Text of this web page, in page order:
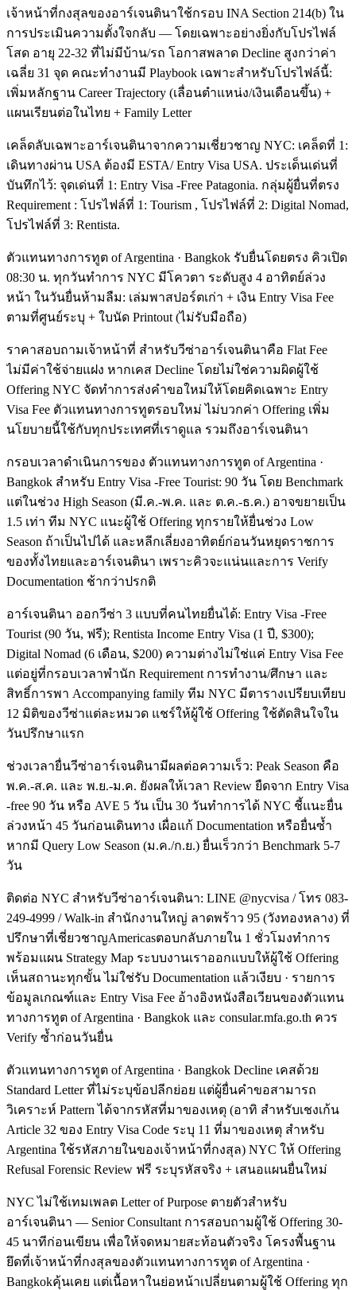
เจ้าหน้าที่กงสุลของอาร์เจนตินาใช้กรอบ INA Section 214(b) ใน
การประเมินความตั้งใจกลับ — โดยเฉพาะอย่างยิ่งกับโปรไฟล์
โสด อายุ 22-32 ที่ไม่มีบ้าน/รถ โอกาสพลาด Decline สูงกว่าค่า
เฉลี่ย 31 จุด คณะทำงานมี Playbook เฉพาะสำหรับโปรไฟล์นี้:
เพิ่มหลักฐาน Career Trajectory (เลื่อนตำแหน่ง/เงินเดือนขึ้น) +
แผนเรียนต่อในไทย + Family Letter
เคล็ดลับเฉพาะอาร์เจนตินาจากความเชี่ยวชาญ NYC: เคล็ดที่ 1:
เดินทางผ่าน USA ต้องมี ESTA/ Entry Visa USA. ประเด็นเด่นที่
บันทึกไว้: จุดเด่นที่ 1: Entry Visa -Free Patagonia. กลุ่มผู้ยื่นที่ตรง
Requirement : โปรไฟล์ที่ 1: Tourism , โปรไฟล์ที่ 2: Digital Nomad,
โปรไฟล์ที่ 3: Rentista.
ตัวแทนทางการทูต of Argentina · Bangkok รับยื่นโดยตรง คิวเปิด
08:30 น. ทุกวันทำการ NYC มีโควตา ระดับสูง 4 อาทิตย์ล่วง
หน้า ในวันยื่นห้ามลืม: เล่มพาสปอร์ตเก่า + เงิน Entry Visa Fee
ตามที่ศูนย์ระบุ + ใบนัด Printout (ไม่รับมือถือ)
ราคาสอบถามเจ้าหน้าที่ สำหรับวีซ่าอาร์เจนตินาคือ Flat Fee
ไม่มีค่าใช้จ่ายแฝง หากเคส Decline โดยไม่ใช่ความผิดผู้ใช้
Offering NYC จัดทำการส่งคำขอใหม่ให้โดยคิดเฉพาะ Entry
Visa Fee ตัวแทนทางการทูตรอบใหม่ ไม่บวกค่า Offering เพิ่ม
นโยบายนี้ใช้กับทุกประเทศที่เราดูแล รวมถึงอาร์เจนตินา
กรอบเวลาดำเนินการของ ตัวแทนทางการทูต of Argentina ·
Bangkok สำหรับ Entry Visa -Free Tourist: 90 วัน โดย Benchmark
แต่ในช่วง High Season (มี.ค.-พ.ค. และ ต.ค.-ธ.ค.) อาจขยายเป็น
1.5 เท่า ทีม NYC แนะผู้ใช้ Offering ทุกรายให้ยื่นช่วง Low
Season ถ้าเป็นไปได้ และหลีกเลี่ยงอาทิตย์ก่อนวันหยุดราชการ
ของทั้งไทยและอาร์เจนตินา เพราะคิวจะแน่นและการ Verify
Documentation ช้ากว่าปรกติ
อาร์เจนตินา ออกวีซ่า 3 แบบที่คนไทยยื่นได้: Entry Visa -Free
Tourist (90 วัน, ฟรี); Rentista Income Entry Visa (1 ปี, $300);
Digital Nomad (6 เดือน, $200) ความต่างไม่ใช่แค่ Entry Visa Fee
แต่อยู่ที่กรอบเวลาพำนัก Requirement การทำงาน/ศึกษา และ
สิทธิ์การพา Accompanying family ทีม NYC มีตารางเปรียบเทียบ
12 มิติของวีซ่าแต่ละหมวด แชร์ให้ผู้ใช้ Offering ใช้ตัดสินใจใน
วันปรึกษาแรก
ช่วงเวลายื่นวีซ่าอาร์เจนตินามีผลต่อความเร็ว: Peak Season คือ
พ.ค.-ส.ค. และ พ.ย.-ม.ค. ยังผลให้เวลา Review ยืดจาก Entry Visa
-free 90 วัน หรือ AVE 5 วัน เป็น 30 วันทำการได้ NYC ชี้แนะยื่น
ล่วงหน้า 45 วันก่อนเดินทาง เผื่อแก้ Documentation หรือยื่นซ้ำ
หากมี Query Low Season (ม.ค./ก.ย.) ยื่นเร็วกว่า Benchmark 5-7
วัน
ติดต่อ NYC สำหรับวีซ่าอาร์เจนตินา: LINE @nycvisa / โทร 083-
249-4999 / Walk-in สำนักงานใหญ่ ลาดพร้าว 95 (วังทองหลาง) ที่
ปรึกษาที่เชี่ยวชาญAmericasตอบกลับภายใน 1 ชั่วโมงทำการ
พร้อมแผน Strategy Map ระบบงานเราออกแบบให้ผู้ใช้ Offering
เห็นสถานะทุกขั้น ไม่ใช่รับ Documentation แล้วเงียบ · รายการ
ข้อมูลเกณฑ์และ Entry Visa Fee อ้างอิงหนังสือเวียนของตัวแทน
ทางการทูต of Argentina · Bangkok และ consular.mfa.go.th ควร
Verify ซ้ำก่อนวันยื่น
ตัวแทนทางการทูต of Argentina · Bangkok Decline เคสด้วย
Standard Letter ที่ไม่ระบุข้อปลีกย่อย แต่ผู้ยื่นคำขอสามารถ
วิเคราะห์ Pattern ได้จากรหัสที่มาของเหตุ (อาทิ สำหรับเชงเก้น
Article 32 ของ Entry Visa Code ระบุ 11 ที่มาของเหตุ สำหรับ
Argentina ใช้รหัสภายในของเจ้าหน้าที่กงสุล) NYC ให้ Offering
Refusal Forensic Review ฟรี ระบุรหัสจริง + เสนอแผนยื่นใหม่
NYC ไม่ใช้เทมเพลต Letter of Purpose ตายตัวสำหรับ
อาร์เจนตินา — Senior Consultant การสอบถามผู้ใช้ Offering 30-
45 นาทีก่อนเขียน เพื่อให้จดหมายสะท้อนตัวจริง โครงพื้นฐาน
ยึดที่เจ้าหน้าที่กงสุลของตัวแทนทางการทูต of Argentina ·
Bangkokคุ้นเคย แต่เนื้อหาในย่อหน้าเปลี่ยนตามผู้ใช้ Offering ทุก